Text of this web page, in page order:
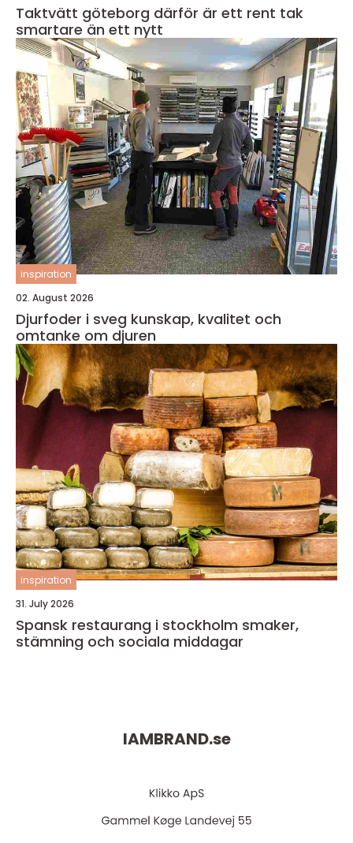
Taktvätt göteborg därför är ett rent tak
smartare än ett nytt
inspiration
02. August 2026
Djurfoder i sveg kunskap, kvalitet och
omtanke om djuren
inspiration
31. July 2026
Spansk restaurang i stockholm smaker,
stämning och sociala middagar
IAMBRAND.se